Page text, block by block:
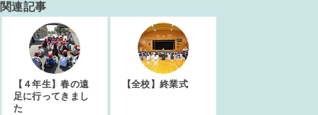
関連記事
【４年生】春の遠
足に行ってきまし
た
【全校】終業式